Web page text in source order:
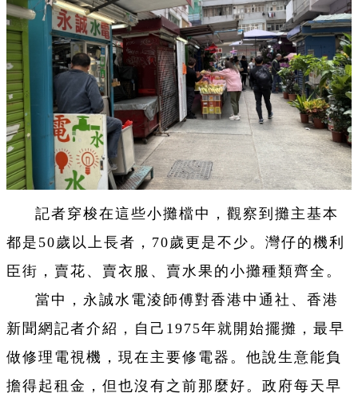
記者穿梭在這些小攤檔中，觀察到攤主基本
都是50歲以上長者，70歲更是不少。灣仔的機利
臣街，賣花、賣衣服、賣水果的小攤種類齊全。
當中，永誠水電淩師傅對香港中通社、香港
新聞網記者介紹，自己1975年就開始擺攤，最早
做修理電視機，現在主要修電器。他說生意能負
擔得起租金，但也沒有之前那麼好。政府每天早